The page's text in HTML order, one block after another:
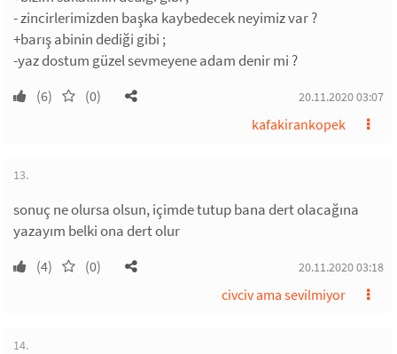
- zincirlerimizden başka kaybedecek neyimiz var ?
+barış abinin dediği gibi ;
-yaz dostum güzel sevmeyene adam denir mi ?
(6) (0) 20.11.2020 03:07
kafakirankopek
13.
sonuç ne olursa olsun, içimde tutup bana dert olacağına
yazayım belki ona dert olur
(4) (0) 20.11.2020 03:18
civciv ama sevilmiyor
14.